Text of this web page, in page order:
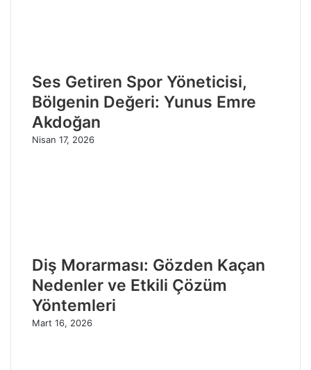
Ses Getiren Spor Yöneticisi,
Bölgenin Değeri: Yunus Emre
Akdoğan
Nisan 17, 2026
Diş Morarması: Gözden Kaçan
Nedenler ve Etkili Çözüm
Yöntemleri
Mart 16, 2026